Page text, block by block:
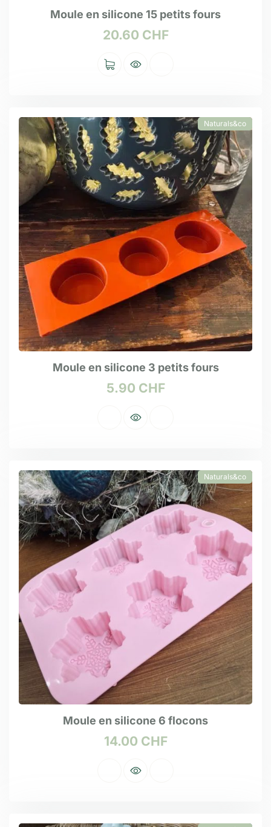
Moule en silicone 15 petits fours
20.60 CHF
Naturals&co
Moule en silicone 3 petits fours
5.90 CHF
Naturals&co
Moule en silicone 6 flocons
14.00 CHF